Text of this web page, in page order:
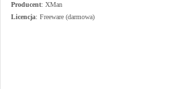
Producent: XMan
Licencja: Freeware (darmowa)